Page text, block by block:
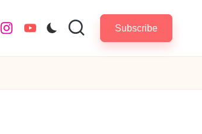
instagram.com
youtube.com Subscribe